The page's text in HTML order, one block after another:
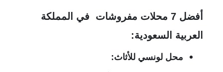
أفضل 7 محلات مفروشات في المملكة
العربية السعودية:
محل لونسي للأثاث: